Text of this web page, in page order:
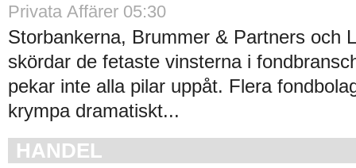
Privata Affärer 05:30
Storbankerna, Brummer & Partners och
skördar de fetaste vinsterna i
pekar inte alla pilar uppåt. Flera
krympa dramatiskt...
HANDEL